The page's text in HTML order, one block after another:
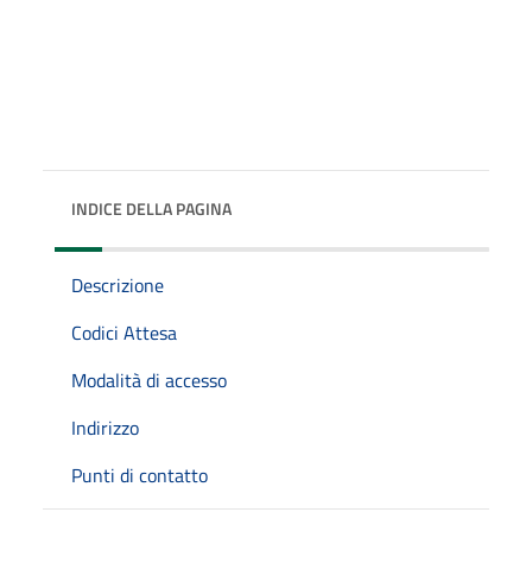
INDICE DELLA PAGINA
Descrizione
Codici Attesa
Modalità di accesso
Indirizzo
Punti di contatto